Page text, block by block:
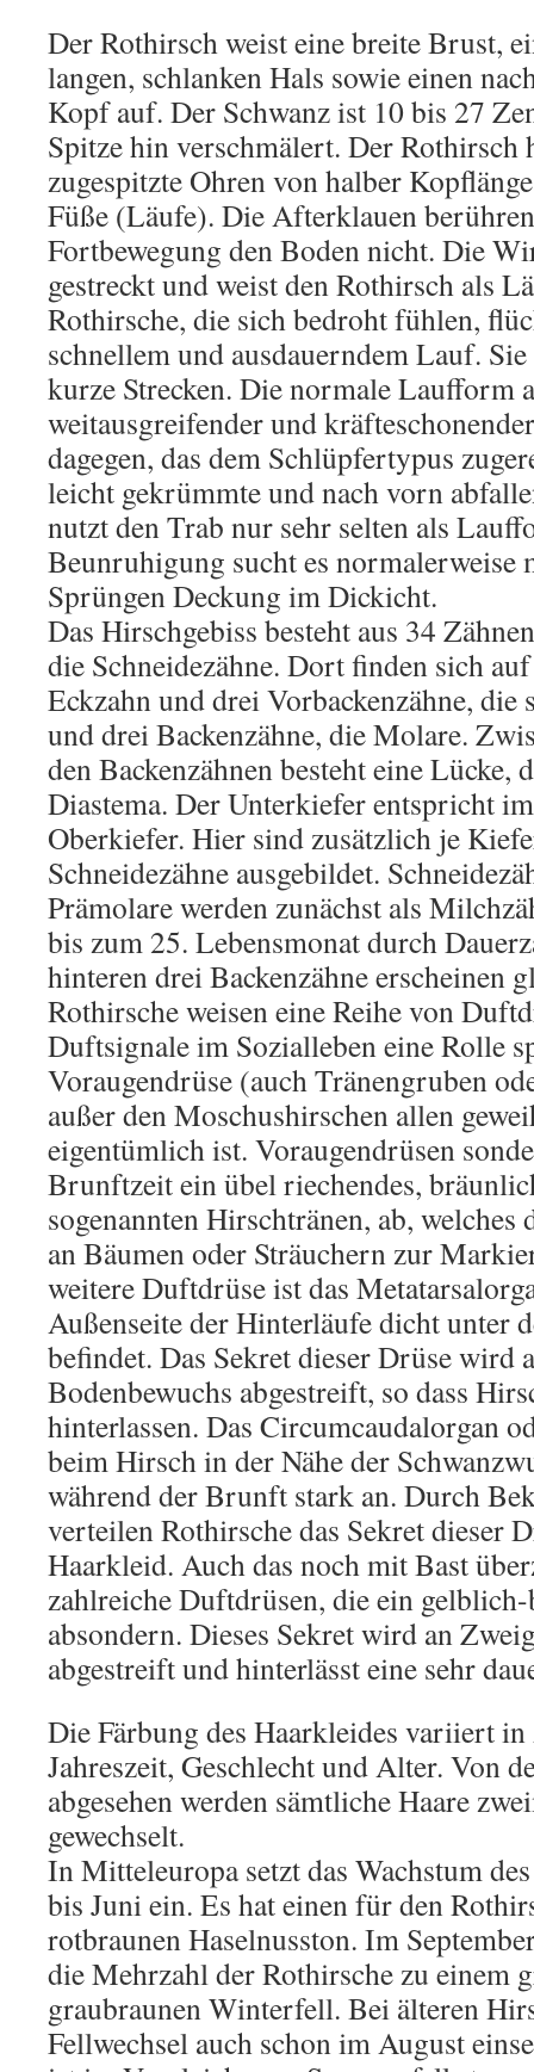
Der Rothirsch weist eine breite Brust,
langen, schlanken Hals sowie einen
Kopf auf. Der Schwanz ist 10 bis 27
Spitze hin verschmälert. Der Rothirsch
zugespitzte Ohren von halber
Füße (Läufe). Die Afterklauen
Fortbewegung den Boden nicht. Die
gestreckt und weist den Rothirsch als
Rothirsche, die sich bedroht fühlen,
schnellem und ausdauerndem Lauf.
kurze Strecken. Die normale Laufform
weitausgreifender und
dagegen, das dem Schlüpfertypus
leicht gekrümmte und nach vorn
nutzt den Trab nur sehr selten als
Beunruhigung sucht es normalerweise
Sprüngen Deckung im Dickicht.
Das Hirschgebiss besteht aus 34
die Schneidezähne. Dort finden sich
Eckzahn und drei Vorbackenzähne, die
und drei Backenzähne, die Molare.
den Backenzähnen besteht eine Lücke,
Diastema. Der Unterkiefer entspricht
Oberkiefer. Hier sind zusätzlich je
Schneidezähne ausgebildet.
Prämolare werden zunächst als
bis zum 25. Lebensmonat durch
hinteren drei Backenzähne erscheinen
Rothirsche weisen eine Reihe von
Duftsignale im Sozialleben eine Rolle
Voraugendrüse (auch Tränengruben
außer den Moschushirschen allen
eigentümlich ist. Voraugendrüsen
Brunftzeit ein übel riechendes,
sogenannten Hirschtränen, ab,
an Bäumen oder Sträuchern zur
weitere Duftdrüse ist das
Außenseite der Hinterläufe dicht unter
befindet. Das Sekret dieser Drüse wird
Bodenbewuchs abgestreift, so dass
hinterlassen. Das Circumcaudalorgan
beim Hirsch in der Nähe der
während der Brunft stark an. Durch
verteilen Rothirsche das Sekret dieser
Haarkleid. Auch das noch mit Bast
zahlreiche Duftdrüsen, die ein gelblich-
absondern. Dieses Sekret wird an
abgestreift und hinterlässt eine sehr
Die Färbung des Haarkleides variiert
Jahreszeit, Geschlecht und Alter. Von
abgesehen werden sämtliche Haare
gewechselt.
In Mitteleuropa setzt das Wachstum
bis Juni ein. Es hat einen für den
rotbraunen Haselnusston. Im
die Mehrzahl der Rothirsche zu einem
graubraunen Winterfell. Bei älteren
Fellwechsel auch schon im August